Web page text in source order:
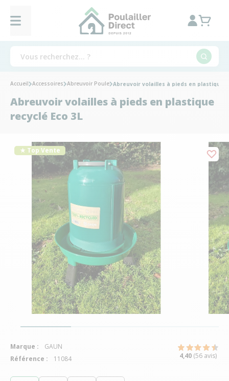
Accueil Accessoires Abreuvoir Poule Abreuvoir volailles à pieds en plastique
Abreuvoir volailles à pieds en plastique
recyclé Eco 3L
★ Top Vente
Marque :
GAUN
Référence :
11084 4,40 (56 avis)